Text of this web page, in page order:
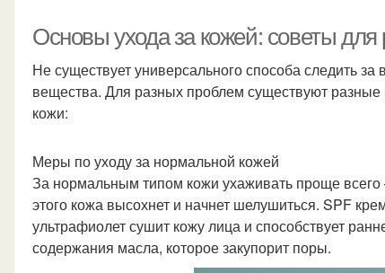
Основы ухода за кожей: советы для
Не существует универсального способа следить
вещества. Для разных проблем существуют
кожи:
Меры по уходу за нормальной кожей
За нормальным типом кожи ухаживать проще
этого кожа высохнет и начнет шелушиться. SPF
ультрафиолет сушит кожу лица и способствует
содержания масла, которое закупорит поры.